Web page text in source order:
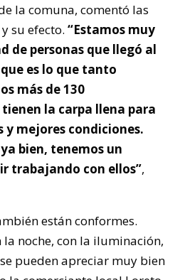
la comuna, comentó las
su efecto. “Estamos muy
de personas que llegó al
es lo que tanto
más de 130
la carpa llena para
y mejores condiciones.
bien, tenemos un
trabajando con ellos”,
están conformes.
la noche, con la iluminación,
pueden apreciar muy bien